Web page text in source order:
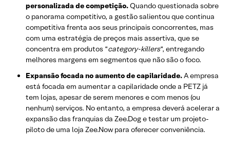
personalizada de competição.Quando questionada sobre
o panorama competitivo, a gestão salientou que continua
competitiva frenta aos seus principais concorrentes, mas
com uma estratégia de preços mais assertiva, que se
concentra em produtos “category-killers“, entregando
melhores margens em segmentos que não são o foco.
Expansão focada no aumento de capilaridade.A empresa
está focada em aumentar a capilaridade onde a PETZ já
tem lojas, apesar de serem menores e com menos (ou
nenhum) serviços. No entanto, a empresa deverá acelerar a
expansão das franquias da Zee.Dog e testar um projeto-
piloto de uma loja Zee.Now para oferecer conveniência.